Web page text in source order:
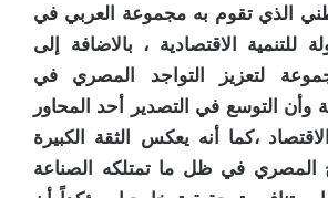
الذي تقوم به مجموعة العربي في
الاقتصادية ، بالاضافة إلى
لتعزيز التواجد المصري في
وأن التوسع في التصدير أحد المحاور
،كما أنه يعكس الثقة الكبيرة
المصري في ظل ما تمتلكه الصناعة